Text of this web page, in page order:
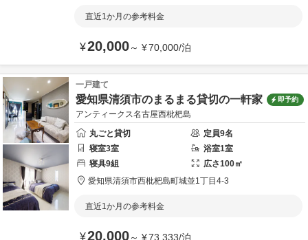
直近1か月の参考料金
¥20,000～ ¥70,000/泊
一戸建て
愛知県清須市のまるまる貸切の一軒家 即予約
アンティークス名古屋西枇杷島
丸ごと貸切
定員9名
寝室3室 浴室1室
寝具9組 広さ100㎡
愛知県清須市西枇杷島町城並1丁目4-3
直近1か月の参考料金
¥20,000～ ¥73,333/泊